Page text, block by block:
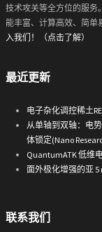
技术攻关等全方位的服务
能丰富、计算高效、简单
入我们！（点击了解）
最近更新
电子杂化调控稀土
从单轴到双轴：电
体锁定(Nano
QuantumATK 低维
面外极化增强的亚 5
联系我们